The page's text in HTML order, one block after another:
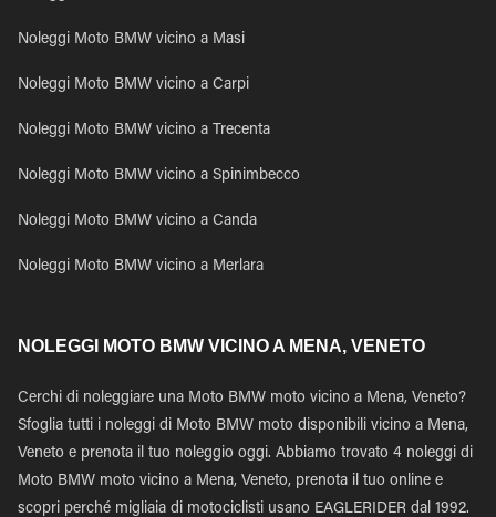
Noleggi Moto BMW vicino a Masi
Noleggi Moto BMW vicino a Carpi
Noleggi Moto BMW vicino a Trecenta
Noleggi Moto BMW vicino a Spinimbecco
Noleggi Moto BMW vicino a Canda
Noleggi Moto BMW vicino a Merlara
NOLEGGI MOTO BMW VICINO A MENA, VENETO
Cerchi di noleggiare una Moto BMW moto vicino a Mena, Veneto?
Sfoglia tutti i noleggi di Moto BMW moto disponibili vicino a Mena,
Veneto e prenota il tuo noleggio oggi. Abbiamo trovato 4 noleggi di
Moto BMW moto vicino a Mena, Veneto, prenota il tuo online e
scopri perché migliaia di motociclisti usano EAGLERIDER dal 1992.